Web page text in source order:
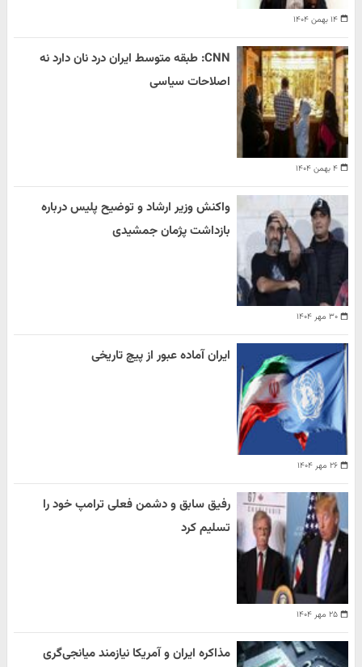
۱۴ بهمن ۱۴۰۴
۴ بهمن ۱۴۰۴
CNN: طبقه متوسط ایران درد نان دارد نه
اصلاحات سیاسی
۳۰ مهر ۱۴۰۴
واکنش وزیر ارشاد و توضیح پلیس درباره
بازداشت پژمان جمشیدی
۲۶ مهر ۱۴۰۴
ایران آماده عبور از پیچ تاریخی
۲۵ مهر ۱۴۰۴
رفیق سابق و دشمن فعلی ترامپ خود را
تسلیم کرد
مذاکره ایران و آمریکا نیازمند میانجی‌گری